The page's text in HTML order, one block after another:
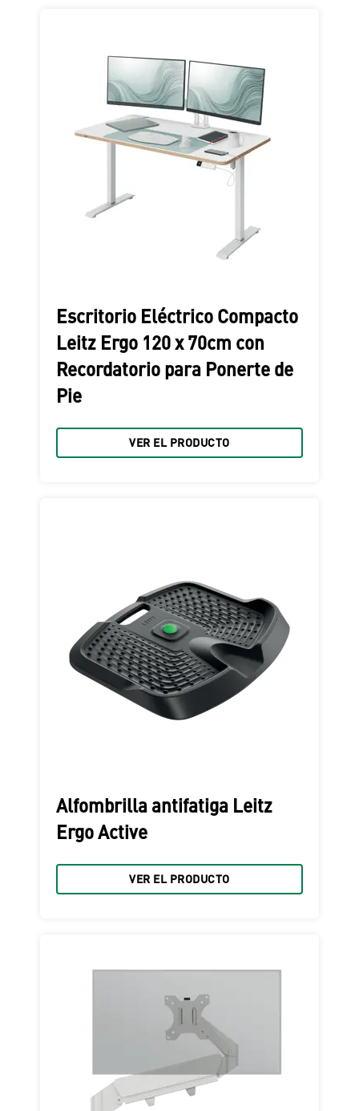
Escritorio Eléctrico Compacto
Leitz Ergo 120 x 70cm con
Recordatorio para Ponerte de
Pie
VER EL PRODUCTO
Alfombrilla antifatiga Leitz
Ergo Active
VER EL PRODUCTO